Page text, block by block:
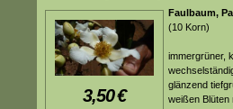
3,50€
Faulbaum,
(10 Korn)
immergrüner,
glänzend
weißen Blüten